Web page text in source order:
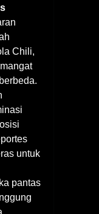
Chili,
untuk
pantas